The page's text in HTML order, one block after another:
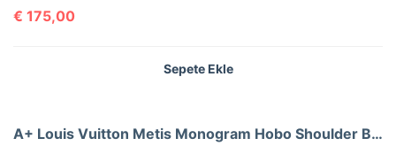
€ 175,00
Sepete Ekle
A+ Louis Vuitton Metis Monogram Hobo Shoulder Bag CRL327